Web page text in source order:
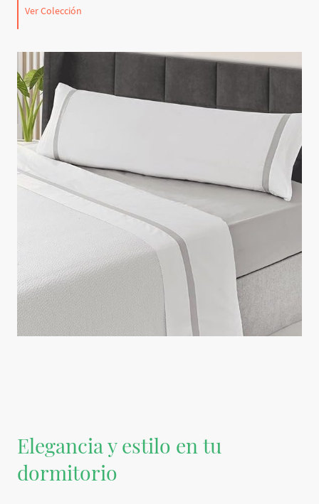
Ver Colección
Elegancia y estilo en tu
dormitorio